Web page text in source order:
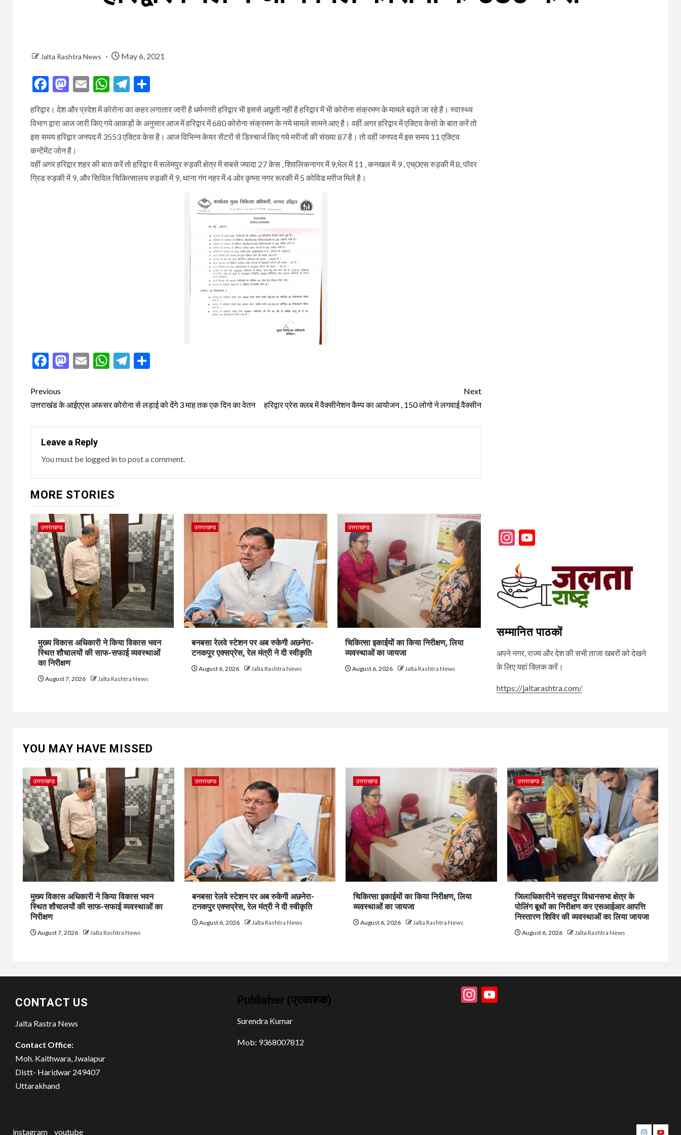
Jalta Rashtra News May 6, 2021
Facebook
Mastodon
EmailWhatsApp
Telegram
हरिद्वार। देश और प्रदेश में कोरोना का कहर लगातार जारी है धर्मनगरी हरिद्वार भी इससे अछूती नहीं है हरिद्वार में भी कोरोना संक्रमण के मामले बढ़ते जा रहे है। स्वास्थ्य
विभाग द्वारा आज जारी किए गये आकड़ों के अनुसार आज में हरिद्वार में 680 कोरोना संक्रमण के नये मामले सामने आए है। वहीं अगर हरिद्वार में एक्टिव केसो के बात करें तो
इस समय हरिद्वार जनपद में 3553 एक्टिव केस है। आज विभिन्न केयर सेंटरों से डिस्चार्ज किए गये मरीजों की संख्या 87 है। तो वहीं जनपद में इस समय 11 एक्टिव
कन्टेंमेंट जोन है।
वहीं अगर हरिद्वार शहर की बात करें तो हरिद्वार में सलेमपुर रुड़की क्षेत्र में सबसे ज्यादा 27 केस , शिवलिकनागर में 9,भेल में 11 , कनखल में 9 , एच्0एस रुड़की में 8, पॉवर
ग्रिड रुड़की में 9, और सिविल चिकित्सालय रुड़की में 9, थाना गंग नहर में 4 ओर कृष्ना नगर रूरकी में 5 कोविड मरीज मिले है।
Facebook
Mastodon
EmailWhatsApp
Telegram
Post
navigation
Previous
उत्तराखंड के आईएएस अफसर कोरोना से लड़ाई को देंगे 3 माह तक एक दिन का वेतन
Next
हरिद्वार प्रेस क्लब में वैक्सीनेशन कैम्प का आयोजन , 150 लोगो ने लगवाई वैक्सीन
Leave a Reply
You must be logged into post a comment.
MORE STORIES
उत्तराखण्ड
मुख्य विकास अधिकारी ने किया विकास भवन
स्थित शौचालयों की साफ-सफाई व्यवस्थाओं
का निरीक्षण
August 7, 2026 Jalta Rashtra News
उत्तराखण्ड
बनबसा रेलवे स्टेशन पर अब रुकेगी अछनेरा-
टनकपुर एक्सप्रेस, रेल मंत्री ने दी स्वीकृति
August 6, 2026 Jalta Rashtra News
उत्तराखण्ड
चिकित्सा इकाईयों का किया निरीक्षण, लिया
व्यवस्थाओं का जायजा
August 6, 2026 Jalta Rashtra News
Instagram
YouTube
सम्मानित पाठकों
अपने नगर, राज्य और देश की सभी ताजा खबरों को देखने
के लिए यहां क्लिक करें।
https://jaltarashtra.com/
YOU MAY HAVE MISSED
उत्तराखण्ड
मुख्य विकास अधिकारी ने किया विकास भवन
स्थित शौचालयों की साफ-सफाई व्यवस्थाओं का
निरीक्षण
August 7, 2026 Jalta Rashtra News
उत्तराखण्ड
बनबसा रेलवे स्टेशन पर अब रुकेगी अछनेरा-
टनकपुर एक्सप्रेस, रेल मंत्री ने दी स्वीकृति
August 6, 2026 Jalta Rashtra News
उत्तराखण्ड
चिकित्सा इकाईयों का किया निरीक्षण, लिया
व्यवस्थाओं का जायजा
August 6, 2026 Jalta Rashtra News
उत्तराखण्ड
जिलाधिकारीने सहसपुर विधानसभा क्षेत्र के
पोलिंग बूथों का निरीक्षण कर एसआईआर आपत्ति
निस्तारण शिविर की व्यवस्थाओं का लिया जायजा
August 6, 2026 Jalta Rashtra News
CONTACT US
Jalta Rastra News
Contact Office:
Moh. Kaithwara, Jwalapur
Distt- Haridwar 249407
Uttarakhand
Publisher (प्रकाशक)
Surendra Kumar
Mob: 9368007812
Instagram
instagram youtube instagram